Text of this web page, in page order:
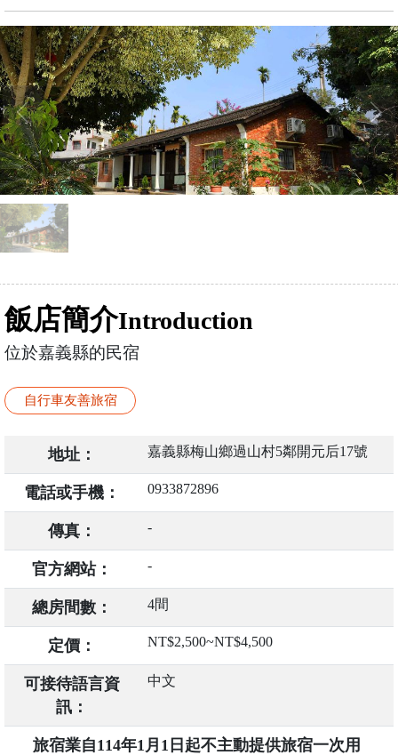
飯店簡介Introduction
位於嘉義縣的民宿
自行車友善旅宿
地址： 嘉義縣梅山鄉過山村5鄰開元后17號
電話或手機： 0933872896
傳真： -
官方網站： -
總房間數： 4間
定價： NT$2,500~NT$4,500
可接待語言資
訊：
中文
旅宿業自114年1月1日起不主動提供旅宿一次用